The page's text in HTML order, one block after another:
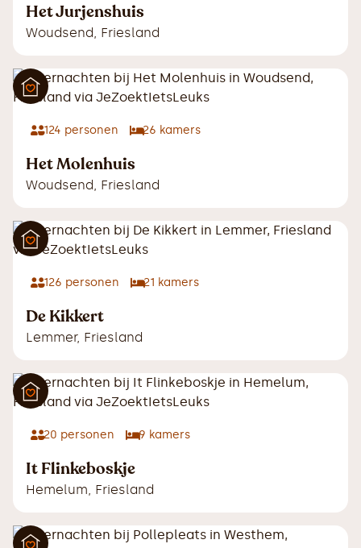
Het Jurjenshuis
Woudsend, Friesland
124 personen 26 kamers
Het Molenhuis
Woudsend, Friesland
126 personen 21 kamers
De Kikkert
Lemmer, Friesland
20 personen 9 kamers
It Flinkeboskje
Hemelum, Friesland